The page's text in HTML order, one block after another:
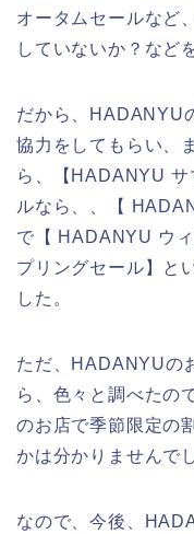
オータムセールなど
していないか？など
だから、HADANYU
協力をしてもらい、
ら、【HADANYU サ
ルなら、、【
で【 HADANYU ウ
プリングセール】と
した。
ただ、HADANYUの
ら、色々と調べたの
のお店で季節限定の
かは分かりませんで
なので、今後、